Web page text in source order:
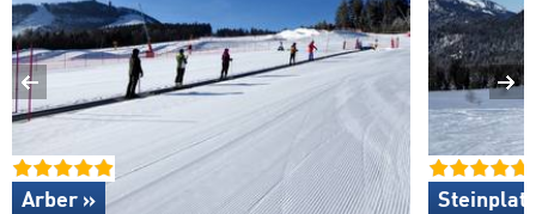
Arber »